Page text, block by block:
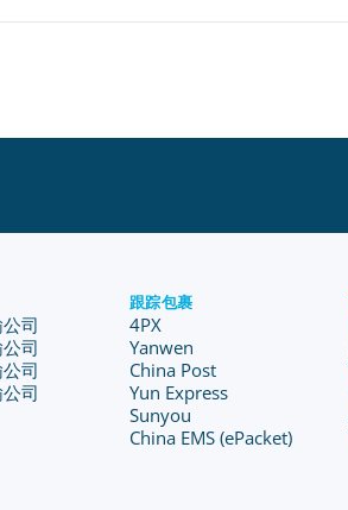
司
司
司
司
跟踪包裹
4PX
Yanwen
China Post
Yun Express
Sunyou
China EMS (ePacket)